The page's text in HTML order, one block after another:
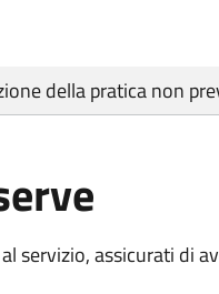
della pratica non
servizio, assicurati di